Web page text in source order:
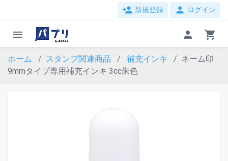
person_add 新規登録 person ログイン
menu person shopping_cart
ホーム スタンプ関連商品 補充インキ
ネーム印
9mmタイプ専用補充インキ 3cc朱色